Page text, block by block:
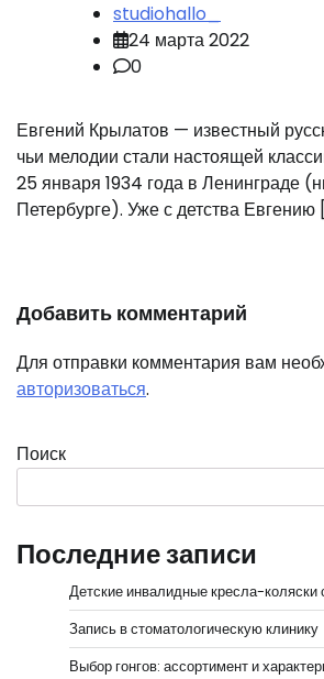
studiohallo_
24 марта 2022
0
Евгений Крылатов — известный
чьи мелодии стали настоящей
25 января 1934 года в Ленинграде
Петербурге). Уже с детства Евгению
Добавить комментарий
Для отправки комментария вам
авторизоваться.
Поиск
Последние записи
Детские инвалидные кресла-
Запись в стоматологическую клинику
Выбор гонгов: ассортимент и